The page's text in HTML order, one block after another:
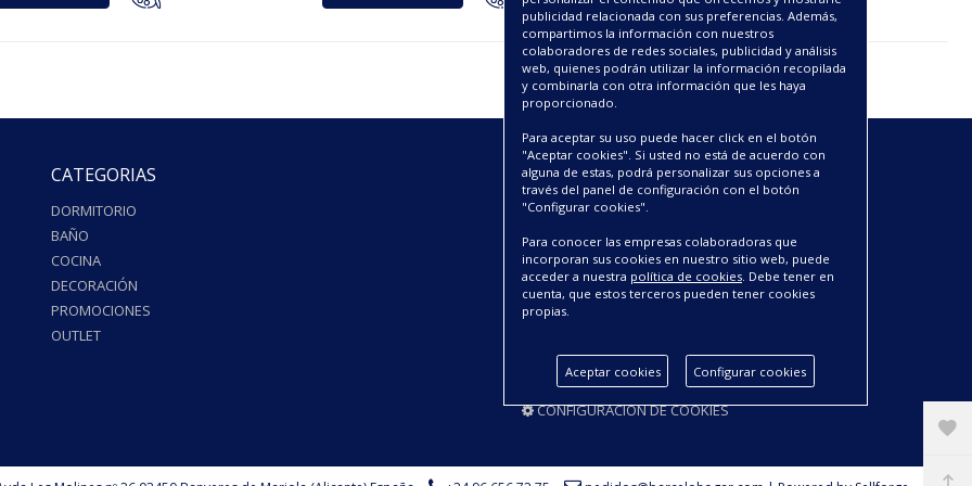
CATEGORIAS
DORMITORIO
BAÑO
COCINA
DECORACIÓN
PROMOCIONES
OUTLET
ENLACES
CATÁLOGOS PDF
SOBRE NOSOTROS
CONDICIONES DE ENVÍO Y ENTREGA
POLÍTICA DE DEVOLUCIONES
AVISO LEGAL
POLÍTICA DE PRIVACIDAD
POLÍTICA DE COOKIES
CONFIGURACIÓN DE COOKIES
publicidad relacionada con sus preferencias. Además,
compartimos la información con nuestros
colaboradores de redes sociales, publicidad y análisis
web, quienes podrán utilizar la información recopilada
y combinarla con otra información que les haya
proporcionado.
Para aceptar su uso puede hacer click en el botón
"Aceptar cookies". Si usted no está de acuerdo con
alguna de estas, podrá personalizar sus opciones a
través del panel de configuración con el botón
"Configurar cookies".
Para conocer las empresas colaboradoras que
incorporan sus cookies en nuestro sitio web, puede
acceder a nuestra política de cookies. Debe tener en
cuenta, que estos terceros pueden tener cookies
propias.
Aceptar cookies Configurar cookies